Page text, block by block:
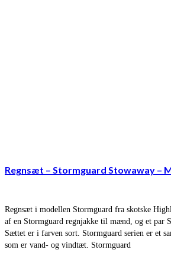
Regnsæt – Stormguard Stowaway –
Regnsæt i modellen Stormguard fra skotske
af en Stormguard regnjakke til mænd, og et par
Sættet er i farven sort. Stormguard serien er et
som er vand- og vindtæt. Stormguard